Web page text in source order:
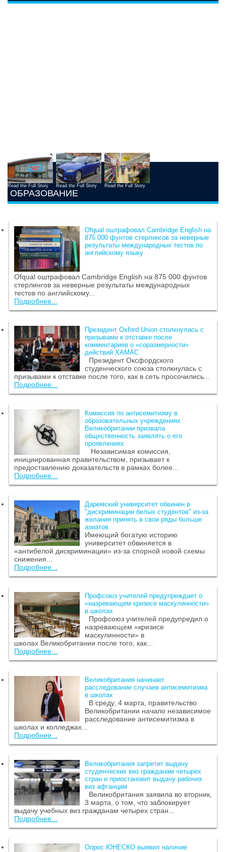
Read the Full Story Read the Full Story Read the Full Story
ОБРАЗОВАНИЕ
Ofqual оштрафовал Cambridge English на
875 000 фунтов стерлингов за неверные
результаты международных тестов по
английскому языку
Ofqual оштрафовал Cambridge English на 875 000 фунтов
стерлингов за неверные результаты международных
тестов по английскому...
Подробнее...
Президент Oxford Union столкнулась с
призывами к отставке после
комментариев о «соразмерности»
действий ХАМАС
Президент Оксфордского
студенческого союза столкнулась с
призывами к отставке после того, как в сеть просочились...
Подробнее...
Комиссия по антисемитизму в
образовательных учреждениях
Великобритании призвала
общественность заявлять о его
проявлениях
Независимая комиссия,
инициированная правительством, призывает к
предоставлению доказательств в рамках более...
Подробнее...
Даремский университет обвинен в
"дискриминации белых студентов" из-за
желания принять в свои ряды больше
азиатов
Имеющий богатую историю
университет обвиняется в
«антибелой дискриминации» из-за спорной новой схемы
снижения...
Подробнее...
Профсоюз учителей предупреждает о
«назревающем кризисе маскулинности»
в школах
Профсоюз учителей предупредил о
назревающем «кризисе
маскулинности» в
школах Великобритании после того, как...
Подробнее...
Великобритания начинает
расследование случаев антисемитизма
в школах
В среду, 4 марта, правительство
Великобритании начало независимое
расследование антисемитизма в
школах и колледжах...
Подробнее...
Великобритания запретит выдачу
студенческих виз гражданам четырех
стран и приостановит выдачу рабочих
виз афганцам
Великобритания заявила во вторник,
3 марта, о том, что заблокирует
выдачу учебных виз гражданам четырех стран...
Подробнее...
Опрос ЮНЕСКО выявил наличие